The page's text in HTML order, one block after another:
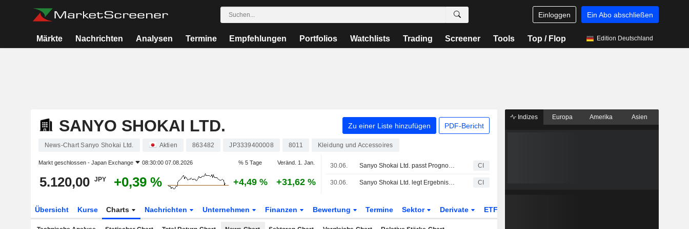
Einloggen Ein Abo abschließen
Märkte Nachrichten Analysen Termine Empfehlungen Portfolios Watchlists Trading Screener Tools Top / Flop Edition Deutschland
SANYO SHOKAI LTD. Zu einer Liste hinzufügen PDF-Bericht
News-Chart Sanyo Shokai Ltd. Aktien 863482 JP3339400008 8011 Kleidung und Accessoires
Markt geschlossen - Japan Exchange 08:30:00 07.08.2026 % 5 Tage Veränd. 1. Jan.
5.120,00 JPY +0,39 % +4,49 % +31,62 %
30.06. Sanyo Shokai Ltd. passt Prognose zur Zwischendividende fuer das zweite Quartal zum 31. August 2026 an; hebt Dividendenprognose fuer das Geschaeftsjahr zum 28. Februar 2027 an CI
30.06. Sanyo Shokai Ltd. legt Ergebniszahlen für das erste Quartal zum 31. Mai 2026 vor CI
Übersicht Kurse Charts Nachrichten Unternehmen Finanzen Bewertung Termine Sektor Derivate ETFs
Indizes Europa Amerika Asien